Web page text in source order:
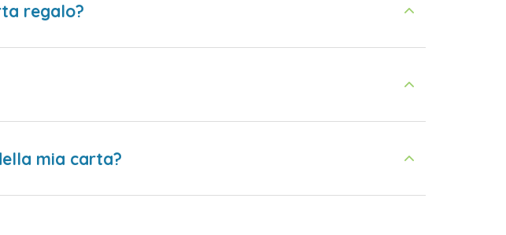
regalo?
mia carta?